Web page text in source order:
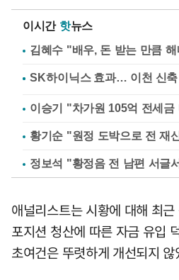
이시간 핫뉴스
김혜수 "배우, 돈 받는 만큼
이승기 "차가원 105억 전세
황기순 "원정 도박으로 전 재
정보석 "황정음 전 남편 서글
애널리스트는 시황에 대해 최
포지션 청산에 따른 자금 유입
초여건은 뚜렷하게 개선되지